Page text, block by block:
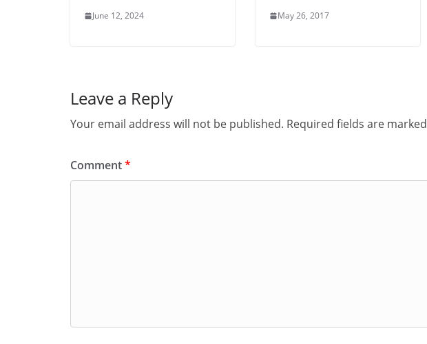
June 12, 2024 May 26, 2017
Leave a Reply
Your email address will not be published. Required fields are marked
Comment*